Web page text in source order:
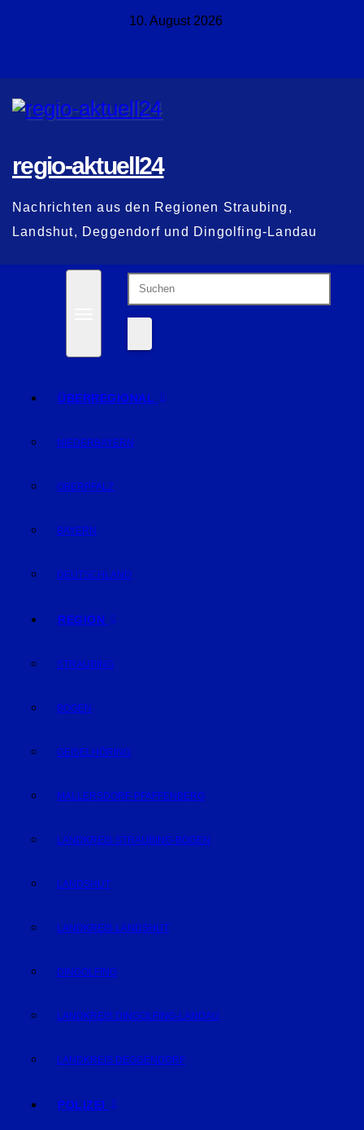
10. August 2026
regio-aktuell24
Nachrichten aus den Regionen Straubing,
Landshut, Deggendorf und Dingolfing-Landau
ÜBERREGIONAL
NIEDERBAYERN
OBERPFALZ
BAYERN
DEUTSCHLAND
REGION
STRAUBING
BOGEN
GEISELHÖRING
MALLERSDORF-PFAFFENBERG
LANDKREIS STRAUBING-BOGEN
LANDSHUT
LANDKREIS LANDSHUT
DINGOLFING
LANDKREIS DINGOLFING-LANDAU
LANDKREIS DEGGENDORF
POLIZEI